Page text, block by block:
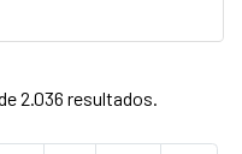
2.036 resultados.